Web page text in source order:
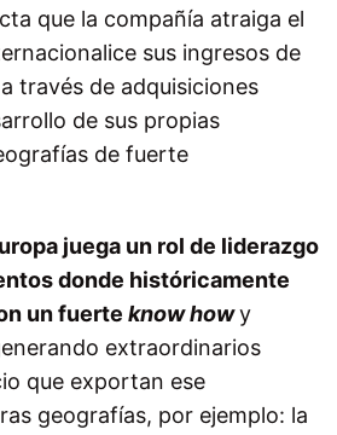
que la compañía atraiga el
sus ingresos de
través de adquisiciones
de sus propias
de fuerte
juega un rol de liderazgo
donde históricamente
un fuerte know howy
extraordinarios
que exportan ese
geografías, por ejemplo: la